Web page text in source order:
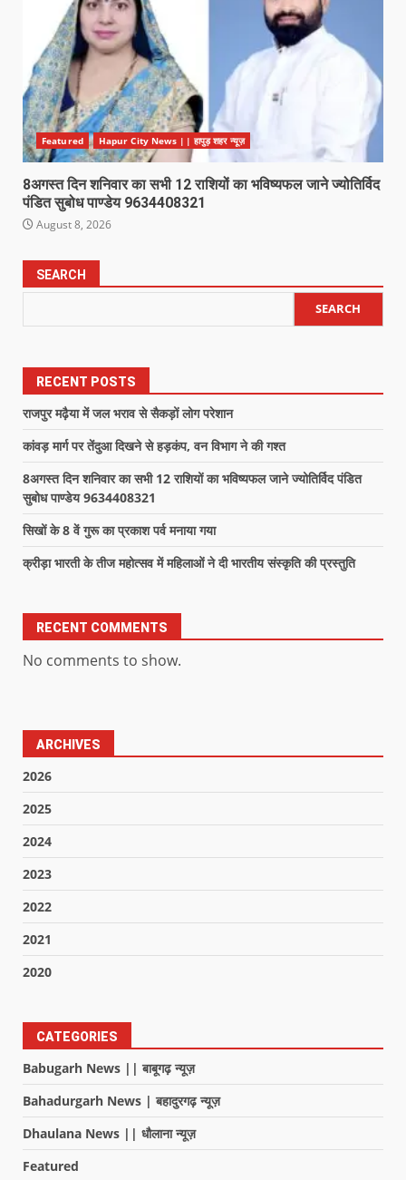
Featured Hapur City News || हापुड़ शहर न्यूज़
8अगस्त दिन शनिवार का सभी 12 राशियों का भविष्यफल जाने ज्योतिर्विद
पंडित सुबोध पाण्डेय 9634408321
August 8, 2026
SEARCH
SEARCH
RECENT POSTS
राजपुर मढ़ैया में जल भराव से सैकड़ों लोग परेशान
कांवड़ मार्ग पर तेंदुआ दिखने से हड़कंप, वन विभाग ने की गश्त
8अगस्त दिन शनिवार का सभी 12 राशियों का भविष्यफल जाने ज्योतिर्विद पंडित
सुबोध पाण्डेय 9634408321
सिखों के 8 वें गुरू का प्रकाश पर्व मनाया गया
क्रीड़ा भारती के तीज महोत्सव में महिलाओं ने दी भारतीय संस्कृति की प्रस्तुति
RECENT COMMENTS
No comments to show.
ARCHIVES
2026
2025
2024
2023
2022
2021
2020
CATEGORIES
Babugarh News || बाबूगढ़ न्यूज़
Bahadurgarh News | बहादुरगढ़ न्यूज़
Dhaulana News || धौलाना न्यूज़
Featured